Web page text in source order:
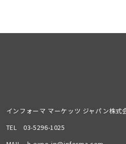
インフォーマ マーケッツ ジャパン株
TEL03-5296-1025